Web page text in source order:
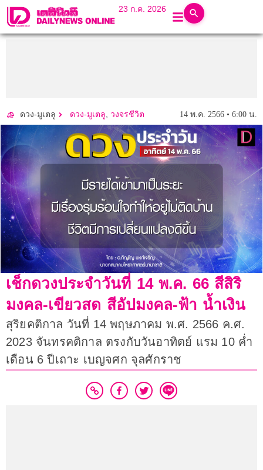
23 ก.ค. 2026
ดวง-มูเตลู ดวง-มูเตลู, วงจรชีวิต 14 พ.ค. 2566 • 6:00 น.
เช็กดวงประจำวันที่ 14 พ.ค. 66 สีสิริ
มงคล-เขียวสด สีอัปมงคล-ฟ้า น้ำเงิน
สุริยคติกาล วันที่ 14 พฤษภาคม พ.ศ. 2566 ค.ศ.
2023 จันทรคติกาล ตรงกับวันอาทิตย์ แรม 10 ค่ำ
เดือน 6 ปีเถาะ เบญจศก จุลศักราช